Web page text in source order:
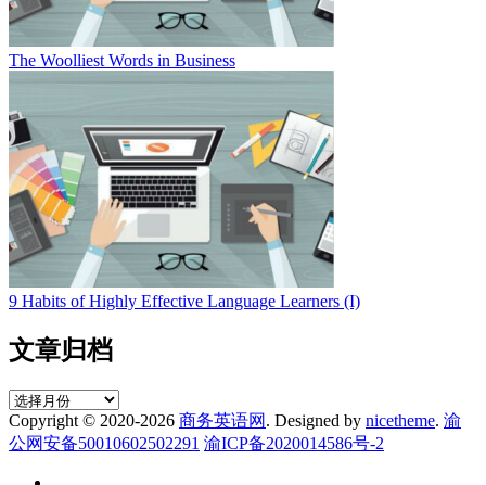
The Woolliest Words in Business
9 Habits of Highly Effective Language Learners (I)
文章归档
文
章
归
Copyright © 2020-2026 商务英语网 . Designed by nicetheme. 渝
公网安备50010602502291 渝ICP备2020014586号-2